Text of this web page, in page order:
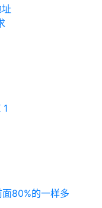
80%的一样多